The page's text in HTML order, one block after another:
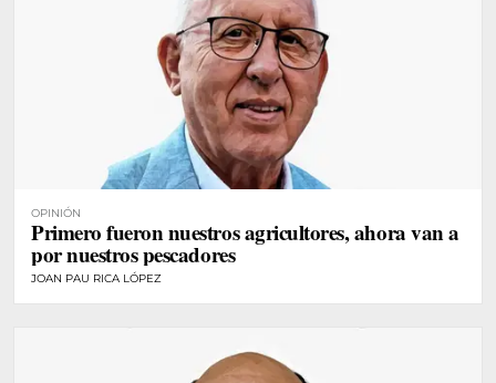
OPINIÓN
Primero fueron nuestros agricultores, ahora van a
por nuestros pescadores
JOAN PAU RICA LÓPEZ